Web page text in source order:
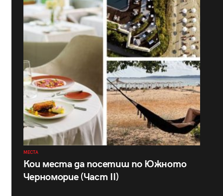
МЕСТА
Кои места да посетиш по Южното
Черноморие (Част II)